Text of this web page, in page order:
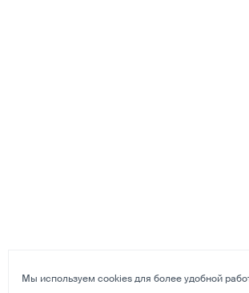
Мы используем cookies для более удобной